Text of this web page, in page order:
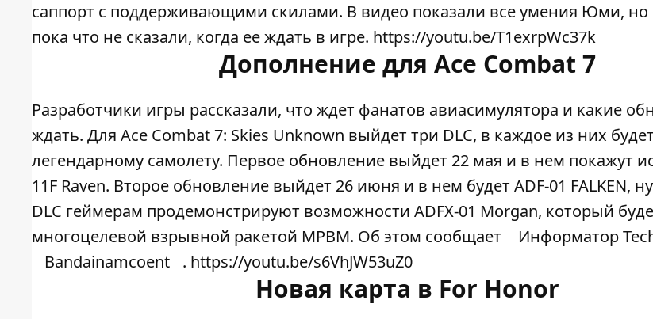
саппорт с поддерживающими скилами. В видео показали все умения Юми, но
пока что не сказали, когда ее ждать в игре. https://youtu.be/T1exrpWc37k
Дополнение для Ace Combat 7
Разработчики игры рассказали, что ждет фанатов авиасимулятора и какие
ждать. Для Ace Combat 7: Skies Unknown выйдет три DLC, в каждое из них
легендарному самолету. Первое обновление выйдет 22 мая и в нем покажут
11F Raven. Второе обновление выйдет 26 июня и в нем будет ADF-01 FALKEN,
DLC геймерам продемонстрируют возможности ADFX-01 Morgan, который
многоцелевой взрывной ракетой MPBM. Об этом сообщает
Информатор
Bandainamcoent
. https://youtu.be/s6VhJW53uZ0
Новая карта в For Honor